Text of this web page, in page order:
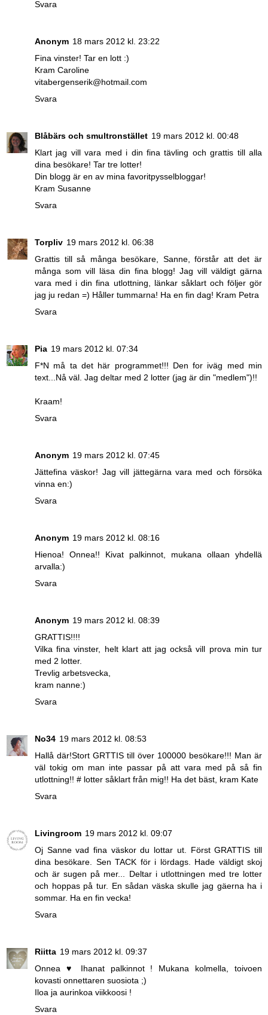
Svara
Anonym 18 mars 2012 kl. 23:22
Fina vinster! Tar en lott :)
Kram Caroline
vitabergenserik@hotmail.com
Svara
Blåbärs och smultronstället 19 mars 2012 kl. 00:48
Klart jag vill vara med i din fina tävling och grattis till alla
dina besökare! Tar tre lotter!
Din blogg är en av mina favoritpysselbloggar!
Kram Susanne
Svara
Torpliv 19 mars 2012 kl. 06:38
Grattis till så många besökare, Sanne, förstår att det är
många som vill läsa din fina blogg! Jag vill väldigt gärna
vara med i din fina utlottning, länkar såklart och följer gör
jag ju redan =) Håller tummarna! Ha en fin dag! Kram Petra
Svara
Pia 19 mars 2012 kl. 07:34
F*N må ta det här programmet!!! Den for iväg med min
text...Nå väl. Jag deltar med 2 lotter (jag är din "medlem")!!
Kraam!
Svara
Anonym 19 mars 2012 kl. 07:45
Jättefina väskor! Jag vill jättegärna vara med och försöka
vinna en:)
Svara
Anonym 19 mars 2012 kl. 08:16
Hienoa! Onnea!! Kivat palkinnot, mukana ollaan yhdellä
arvalla:)
Svara
Anonym 19 mars 2012 kl. 08:39
GRATTIS!!!!
Vilka fina vinster, helt klart att jag också vill prova min tur
med 2 lotter.
Trevlig arbetsvecka,
kram nanne:)
Svara
No34 19 mars 2012 kl. 08:53
Hallå där!Stort GRTTIS till över 100000 besökare!!! Man är
väl tokig om man inte passar på att vara med på så fin
utlottning!! # lotter såklart från mig!! Ha det bäst, kram Kate
Svara
Livingroom 19 mars 2012 kl. 09:07
Oj Sanne vad fina väskor du lottar ut. Först GRATTIS till
dina besökare. Sen TACK för i lördags. Hade väldigt skoj
och är sugen på mer... Deltar i utlottningen med tre lotter
och hoppas på tur. En sådan väska skulle jag gäerna ha i
sommar. Ha en fin vecka!
Svara
Riitta 19 mars 2012 kl. 09:37
Onnea ♥ Ihanat palkinnot ! Mukana kolmella, toivoen
kovasti onnettaren suosiota ;)
Iloa ja aurinkoa viikkoosi !
Svara